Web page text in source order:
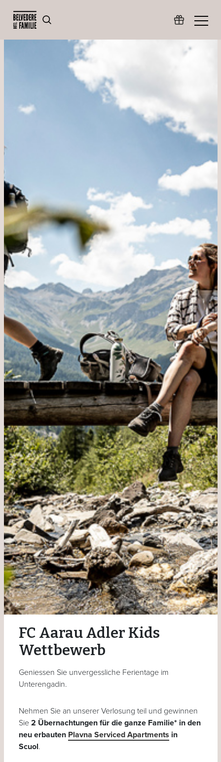
FC Aarau Adler Kids
Wettbewerb
Geniessen Sie unvergessliche Ferientage im
Unterengadin.
Nehmen Sie an unserer Verlosung teil und gewinnen
Sie 2 Übernachtungen für die ganze Familie* in den
neu erbauten Plavna Serviced Apartments in
Scuol.